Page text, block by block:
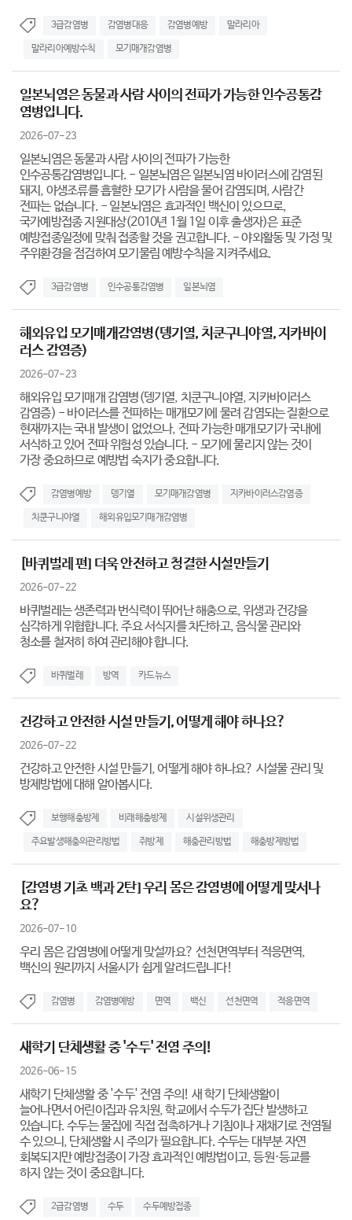
3급감염병 감염병대응 감염병예방 말라리아
말라리아예방수칙 모기매개감염병
일본뇌염은 동물과 사람 사이의 전파가 가능한 인수공통감
염병입니다.
2026-07-23
일본뇌염은 동물과 사람 사이의 전파가 가능한
인수공통감염병입니다. - 일본뇌염은 일본뇌염 바이러스에 감염된
돼지, 야생조류를 흡혈한 모기가 사람을 물어 감염되며, 사람간
전파는 없습니다. - 일본뇌염은 효과적인 백신이 있으므로,
국가예방접종 지원대상(2010년 1월 1일 이후 출생자)은 표준
예방접종일정에 맞춰 접종할 것을 권고합니다. - 야외활동 및 가정 및
주위환경을 점검하여 모기물림 예방수칙을 지켜주세요.
3급감염병 인수공통감염병 일본뇌염
해외유입 모기매개감염병(뎅기열, 치쿤구니야열, 지카바이
러스 감염증)
2026-07-23
해외유입 모기매개 감염병(뎅기열, 치쿤구니야열, 지카바이러스
감염증) - 바이러스를 전파하는 매개모기에 물려 감염되는 질환으로
현재까지는 국내 발생이 없었으나, 전파 가능한 매개모기가 국내에
서식하고 있어 전파 위험성 있습니다. - 모기에 물리지 않는 것이
가장 중요하므로 예방법 숙지가 중요합니다.
감염병예방 뎅기열 모기매개감염병 지카바이러스감염증
치쿤구니야열 해외유입모기매개감염병
[바퀴벌레 편] 더욱 안전하고 청결한 시설만들기
2026-07-22
바퀴벌레는 생존력과 번식력이 뛰어난 해충으로, 위생과 건강을
심각하게 위협합니다. 주요 서식지를 차단하고, 음식물 관리와
청소를 철저히 하여 관리해야 합니다.
바퀴벌레 방역 카드뉴스
건강하고 안전한 시설 만들기, 어떻게 해야 하나요?
2026-07-22
건강하고 안전한 시설 만들기, 어떻게 해야 하나요? 시설물 관리 및
방제방법에 대해 알아봅시다.
보행해충방제 비래해충방제 시설위생관리
주요발생해충의관리방법 쥐방제 해충관리방법 해충방제방법
[감염병 기초 백과 2탄] 우리 몸은 감염병에 어떻게 맞서나
요?
2026-07-10
우리 몸은 감염병에 어떻게 맞설까요? 선천면역부터 적응면역,
백신의 원리까지 서울시가 쉽게 알려드립니다!
감염병 감염병예방 면역 백신 선천면역 적응면역
새학기 단체생활 중 '수두' 전염 주의!
2026-06-15
새학기 단체생활 중 '수두' 전염 주의! 새 학기 단체생활이
늘어나면서 어린이집과 유치원, 학교에서 수두가 집단 발생하고
있습니다. 수두는 물집에 직접 접촉하거나 기침이나 재채기로 전염될
수 있으니, 단체생활 시 주의가 필요합니다. 수두는 대부분 자연
회복되지만 예방접종이 가장 효과적인 예방법이고, 등원·등교를
하지 않는 것이 중요합니다.
2급감염병 수두 수두예방접종